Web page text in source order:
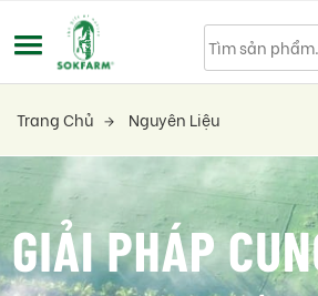
Trang Chủ Nguyên Liệu